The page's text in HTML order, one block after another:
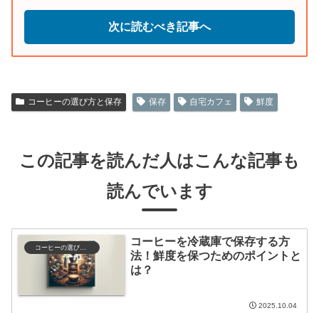
次に読むべき記事へ
コーヒーの選び方と保存 保存 自宅カフェ 鮮度
この記事を読んだ人はこんな記事も
読んでいます
コーヒーを冷蔵庫で保存する方
法！鮮度を保つためのポイントと
は？
2025.10.04